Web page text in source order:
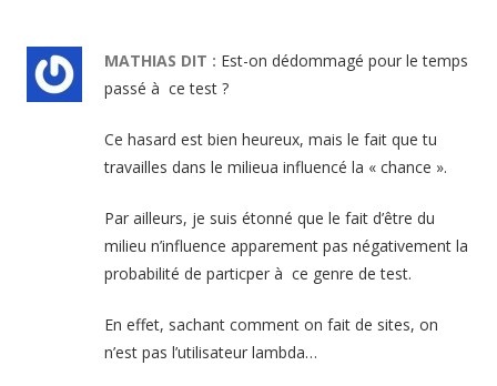
MATHIAS DIT : Est-on dédommagé pour le temps
passé à ce test ?
Ce hasard est bien heureux, mais le fait que tu
travailles dans le milieua influencé la « chance ».
Par ailleurs, je suis étonné que le fait d’être du
milieu n’influence apparement pas négativement la
probabilité de particper à ce genre de test.
En effet, sachant comment on fait de sites, on
n’est pas l’utilisateur lambda…